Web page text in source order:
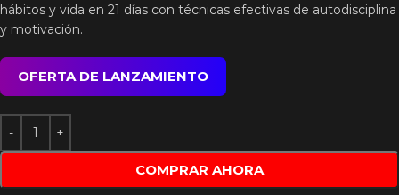
hábitos y vida en 21 días con técnicas efectivas de autodisciplina
y motivación.
OFERTA DE LANZAMIENTO
COMPRAR AHORA